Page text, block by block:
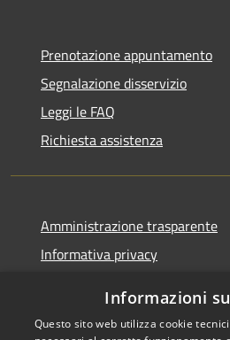
Prenotazione appuntamento
Segnalazione disservizio
Leggi le FAQ
Richiesta assistenza
Amministrazione trasparente
Informativa privacy
Dichiarazione di accessibilità
Informazioni
Questo sito web utilizza cookie